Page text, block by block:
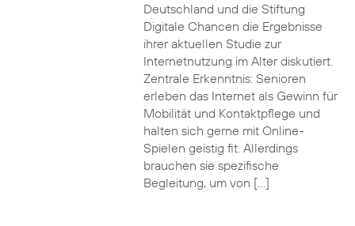
Deutschland und die Stiftung
Digitale Chancen die Ergebnisse
ihrer aktuellen Studie zur
Internetnutzung im Alter diskutiert.
Zentrale Erkenntnis: Senioren
erleben das Internet als Gewinn für
Mobilität und Kontaktpflege und
halten sich gerne mit Online-
Spielen geistig fit. Allerdings
brauchen sie spezifische
Begleitung, um von […]